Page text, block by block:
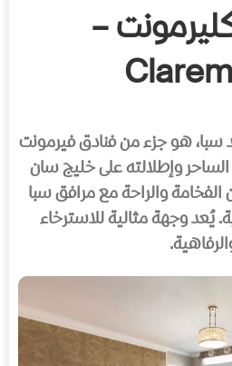
–
سبا، هو جزء من فنادق فيرمونت
الساحر وإطلالته على خليج سان
والراحة مع مرافق سبا
يُعد وجهة مثالية للاسترخاء